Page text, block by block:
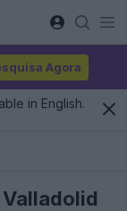
Agora
in English.